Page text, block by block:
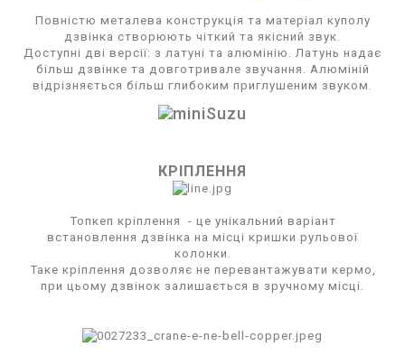
Повністю металева конструкція та матеріал куполу
дзвінка створюють чіткий та якісний звук.
Доступні дві версії: з латуні та алюмінію. Латунь надає
більш дзвінке та довготривале звучання. Алюміній
відрізняється більш глибоким приглушеним звуком.
КРІПЛЕННЯ
Топкеп кріплення
- це унікальний варіант
встановлення дзвінка на місці кришки рульової
колонки.
Таке кріплення дозволяє не перевантажувати кермо,
при цьому дзвінок залишається в зручному місці.